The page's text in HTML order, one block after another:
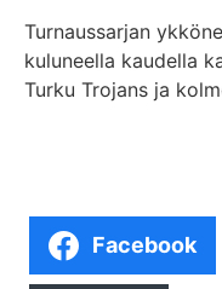
Turnaussarjan
kuluneella kaudella
Turku Trojans ja
Facebook